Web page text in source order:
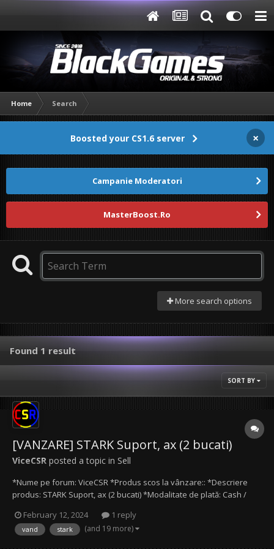
Home Search
Boosted your CS1.6 server ×
Campanie Moderatori
MasterBoost.Ro
More search options
Found 1 result
SORT BY
[VANZARE] STARK Suport, ax (2 bucati)
ViceCSR posted a topic in Sell
*Nume pe forum: ViceCSR *Produs scos la vânzare:: *Descriere
produs: STARK Suport, ax (2 bucati) *Modalitate de plată: Cash /
doar 60 lei! Separat, 35 lei bucata. *Date de contact: Mail
(ViceCSR@protonmail.com), Discord (ViceC...
February 12, 2024 1 reply
vand stark (and 19 more)